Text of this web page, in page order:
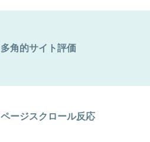
多角的サイト評価
ページスクロール反応